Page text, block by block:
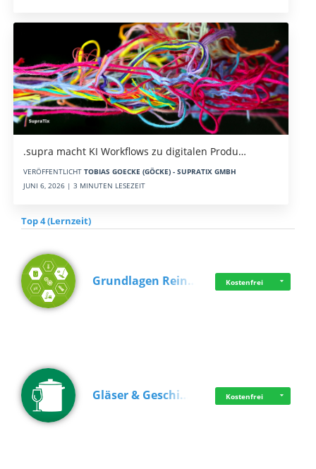
.supra macht KI Workflows zu digitalen Produ…
VERÖFFENTLICHT TOBIAS GOECKE (GÖCKE) - SUPRATIX GMBH
JUNI 6, 2026 | 3 MINUTEN LESEZEIT
Top 4 (Lernzeit)
Grundlagen Rein… Kostenfrei
Gläser & Geschi… Kostenfrei